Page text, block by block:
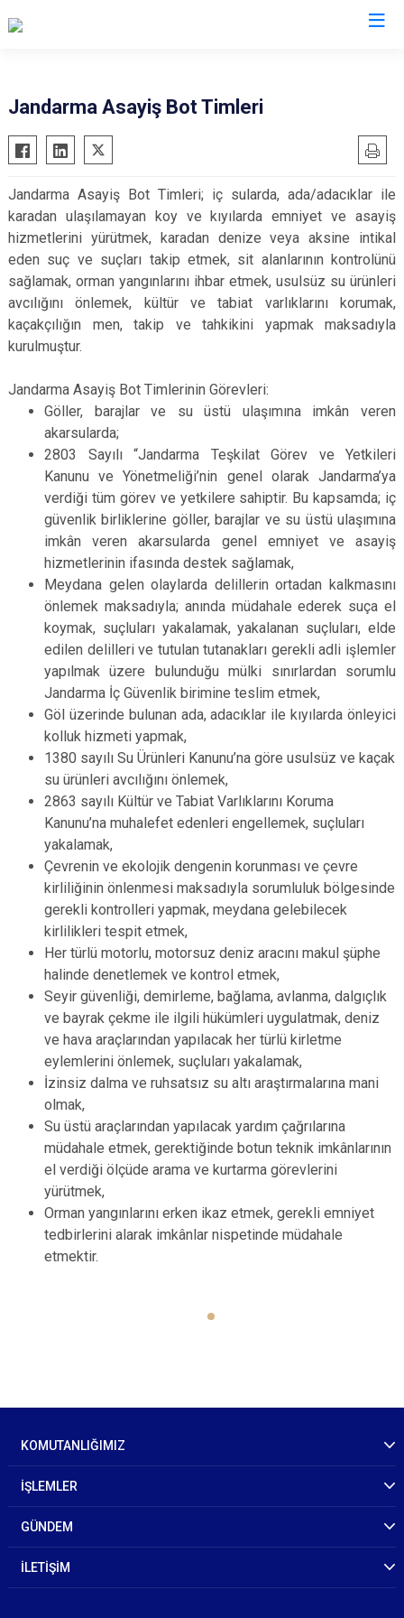
Jandarma Asayiş Bot Timleri
Jandarma Asayiş Bot Timleri; iç sularda, ada/adacıklar ile
karadan ulaşılamayan koy ve kıyılarda emniyet ve asayiş
hizmetlerini yürütmek, karadan denize veya aksine intikal
eden suç ve suçları takip etmek, sit alanlarının kontrolünü
sağlamak, orman yangınlarını ihbar etmek, usulsüz su ürünleri
avcılığını önlemek, kültür ve tabiat varlıklarını korumak,
kaçakçılığın men, takip ve tahkikini yapmak maksadıyla
kurulmuştur.
Jandarma Asayiş Bot Timlerinin Görevleri:
Göller, barajlar ve su üstü ulaşımına imkân veren
akarsularda;
2803 Sayılı “Jandarma Teşkilat Görev ve Yetkileri
Kanunu ve Yönetmeliği’nin genel olarak Jandarma’ya
verdiği tüm görev ve yetkilere sahiptir. Bu kapsamda; iç
güvenlik birliklerine göller, barajlar ve su üstü ulaşımına
imkân veren akarsularda genel emniyet ve asayiş
hizmetlerinin ifasında destek sağlamak,
Meydana gelen olaylarda delillerin ortadan kalkmasını
önlemek maksadıyla; anında müdahale ederek suça el
koymak, suçluları yakalamak, yakalanan suçluları, elde
edilen delilleri ve tutulan tutanakları gerekli adli işlemler
yapılmak üzere bulunduğu mülki sınırlardan sorumlu
Jandarma İç Güvenlik birimine teslim etmek,
Göl üzerinde bulunan ada, adacıklar ile kıyılarda önleyici
kolluk hizmeti yapmak,
1380 sayılı Su Ürünleri Kanunu’na göre usulsüz ve kaçak
su ürünleri avcılığını önlemek,
2863 sayılı Kültür ve Tabiat Varlıklarını Koruma
Kanunu’na muhalefet edenleri engellemek, suçluları
yakalamak,
Çevrenin ve ekolojik dengenin korunması ve çevre
kirliliğinin önlenmesi maksadıyla sorumluluk bölgesinde
gerekli kontrolleri yapmak, meydana gelebilecek
kirlilikleri tespit etmek,
Her türlü motorlu, motorsuz deniz aracını makul şüphe
halinde denetlemek ve kontrol etmek,
Seyir güvenliği, demirleme, bağlama, avlanma, dalgıçlık
ve bayrak çekme ile ilgili hükümleri uygulatmak, deniz
ve hava araçlarından yapılacak her türlü kirletme
eylemlerini önlemek, suçluları yakalamak,
İzinsiz dalma ve ruhsatsız su altı araştırmalarına mani
olmak,
Su üstü araçlarından yapılacak yardım çağrılarına
müdahale etmek, gerektiğinde botun teknik imkânlarının
el verdiği ölçüde arama ve kurtarma görevlerini
yürütmek,
Orman yangınlarını erken ikaz etmek, gerekli emniyet
tedbirlerini alarak imkânlar nispetinde müdahale
etmektir.
KOMUTANLIĞIMIZ
İŞLEMLER
GÜNDEM
İLETİŞİM